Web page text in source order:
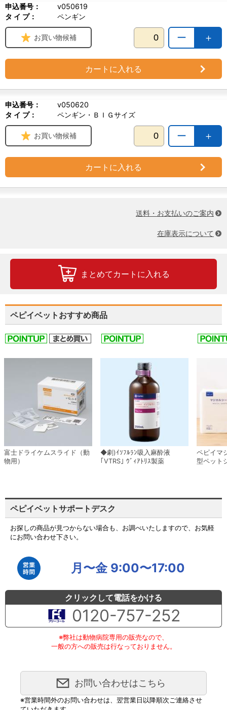
申込番号：
v050619
タ イ プ：
ペンギン
＋
ー
お買い物候補
カートに入れる
申込番号：
v050620
タ イ プ：
ペンギン・ＢＩＧサイズ
＋
ー
お買い物候補
カートに入れる
送料・お支払いのご案内
在庫表示について
まとめてカートに入れる
ペピイベットおすすめ商品
富士ドライケムスライド（動
物用）
◆劇)ｲｿﾌﾙﾗﾝ吸入麻酔液
｢VTRS｣ ｳﾞｨｱﾄﾘｽ製薬
ペピイマ
型ペット
ペピイベットサポートデスク
お探しの商品が見つからない場合も、お調べいたしますので、お気軽
にお問い合わせ下さい。
月〜金 9:00〜17:00
クリックして電話をかける
0120-757-252
※弊社は動物病院専用の販売なので、
一般の方への販売は行なっておりません。
お問い合わせはこちら
※営業時間外のお問い合わせは、翌営業日以降順次ご連絡させ